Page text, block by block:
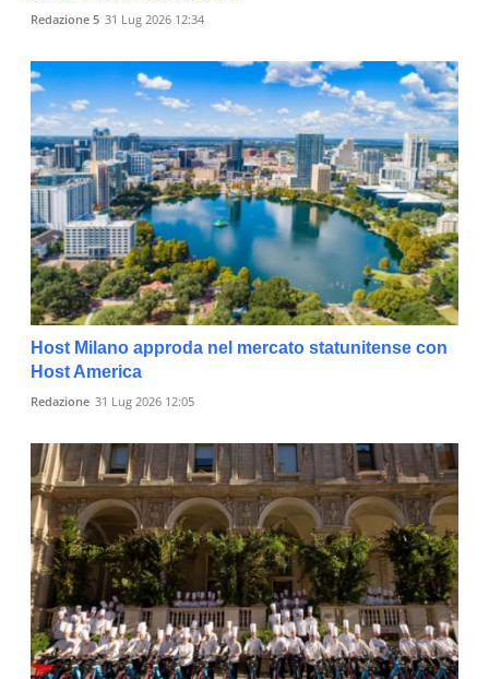
Redazione 5 31 Lug 2026 12:34
Host Milano approda nel mercato statunitense con
Host America
Redazione 31 Lug 2026 12:05